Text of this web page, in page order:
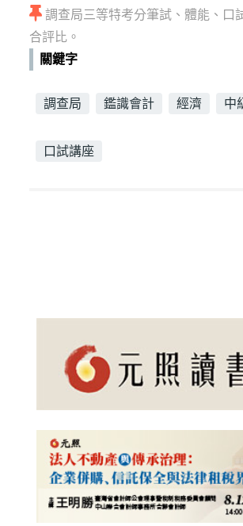
調查局三等特考分筆試、體能、口
合評比。
關鍵字
調查局 鑑識會計 經濟 中
口試講座